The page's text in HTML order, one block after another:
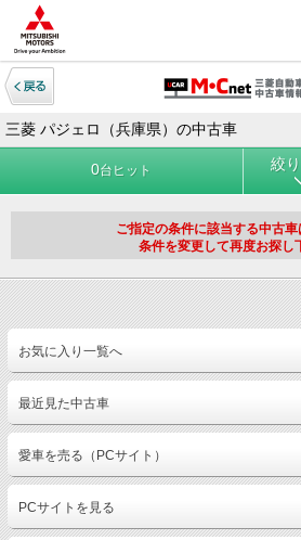
三菱 パジェロ（兵庫県）の中古車
0台ヒット 絞
ご指定の条件に該当する中古車
条件を変更して再度お探し
お気に入り一覧へ
最近見た中古車
愛車を売る（PCサイト）
PCサイトを見る